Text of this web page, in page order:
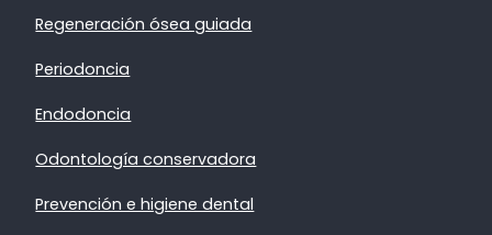
Regeneración ósea guiada
Periodoncia
Endodoncia
Odontología conservadora
Prevención e higiene dental